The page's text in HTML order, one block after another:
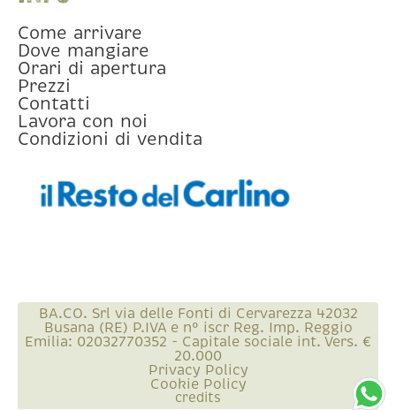
Come arrivare
Dove mangiare
Orari di apertura
Prezzi
Contatti
Lavora con noi
Condizioni di vendita
BA.CO. Srl via delle Fonti di Cervarezza 42032
Busana (RE) P.IVA e n° iscr Reg. Imp. Reggio
Emilia: 02032770352 - Capitale sociale int. Vers. €
20.000
Privacy Policy
Cookie Policy
credits